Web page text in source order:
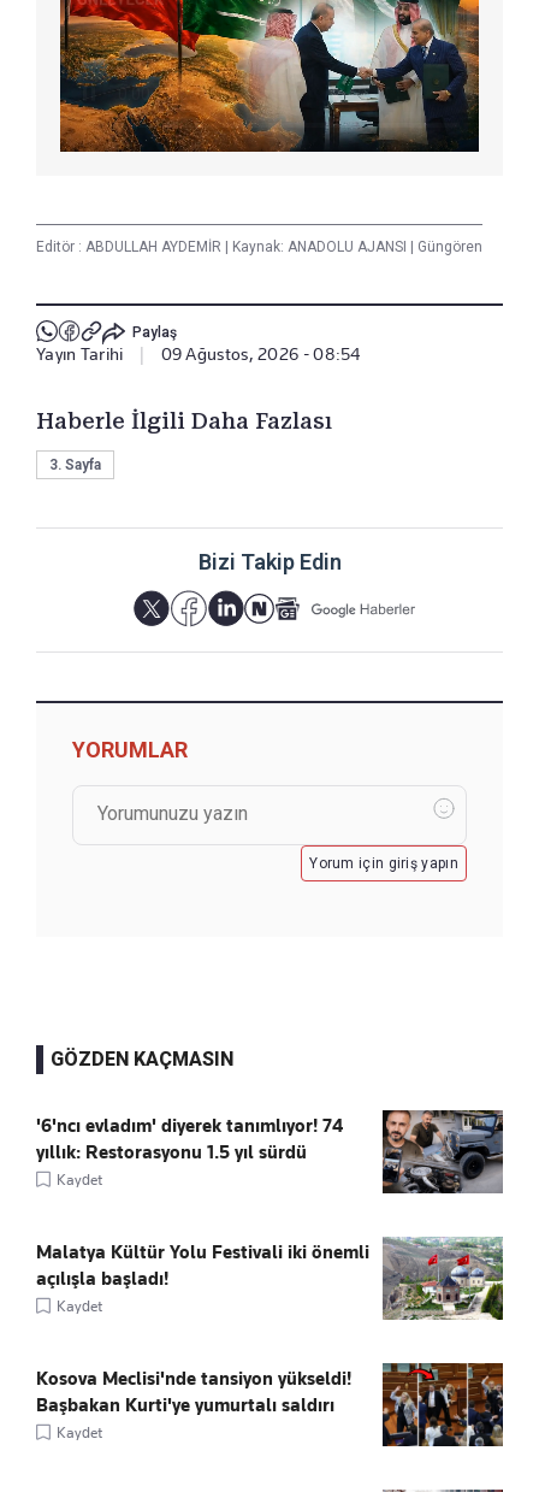
Editör : ABDULLAH AYDEMİR Kaynak: ANADOLU AJANSI Güngören
Paylaş
Yayın Tarihi 09 Ağustos, 2026 - 08:54
Haberle İlgili Daha Fazlası
3. Sayfa
Bizi Takip Edin
YORUMLAR
Yorum için giriş yapın
GÖZDEN KAÇMASIN
'6'ncı evladım' diyerek tanımlıyor! 74
yıllık: Restorasyonu 1.5 yıl sürdü
Kaydet
Malatya Kültür Yolu Festivali iki önemli
açılışla başladı!
Kaydet
Kosova Meclisi'nde tansiyon yükseldi!
Başbakan Kurti'ye yumurtalı saldırı
Kaydet